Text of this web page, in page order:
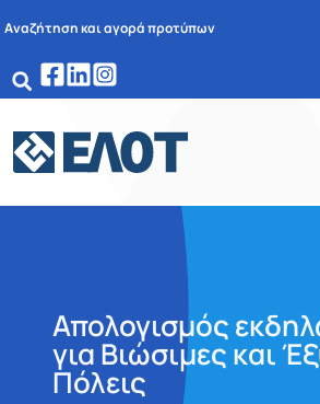
Αναζήτηση και αγορά προτύπων
Απολογισμός
για Βιώσιμες και
Πόλεις